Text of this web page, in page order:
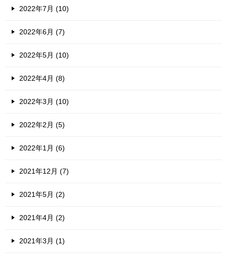
2022年7月 (10)
2022年6月 (7)
2022年5月 (10)
2022年4月 (8)
2022年3月 (10)
2022年2月 (5)
2022年1月 (6)
2021年12月 (7)
2021年5月 (2)
2021年4月 (2)
2021年3月 (1)